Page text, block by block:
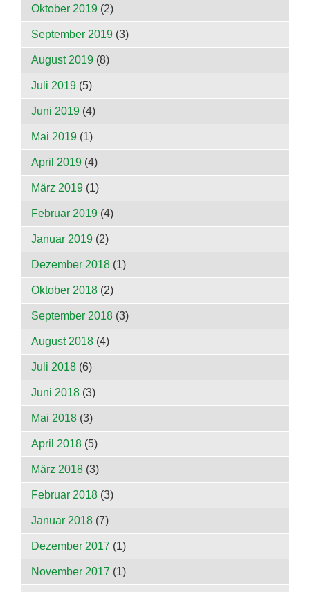
Oktober 2019 (2)
September 2019 (3)
August 2019 (8)
Juli 2019 (5)
Juni 2019 (4)
Mai 2019 (1)
April 2019 (4)
März 2019 (1)
Februar 2019 (4)
Januar 2019 (2)
Dezember 2018 (1)
Oktober 2018 (2)
September 2018 (3)
August 2018 (4)
Juli 2018 (6)
Juni 2018 (3)
Mai 2018 (3)
April 2018 (5)
März 2018 (3)
Februar 2018 (3)
Januar 2018 (7)
Dezember 2017 (1)
November 2017 (1)